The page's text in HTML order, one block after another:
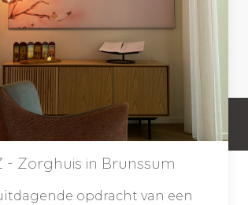
- Zorghuis in Brunssum
opdracht van een
by Paulo Oliveira